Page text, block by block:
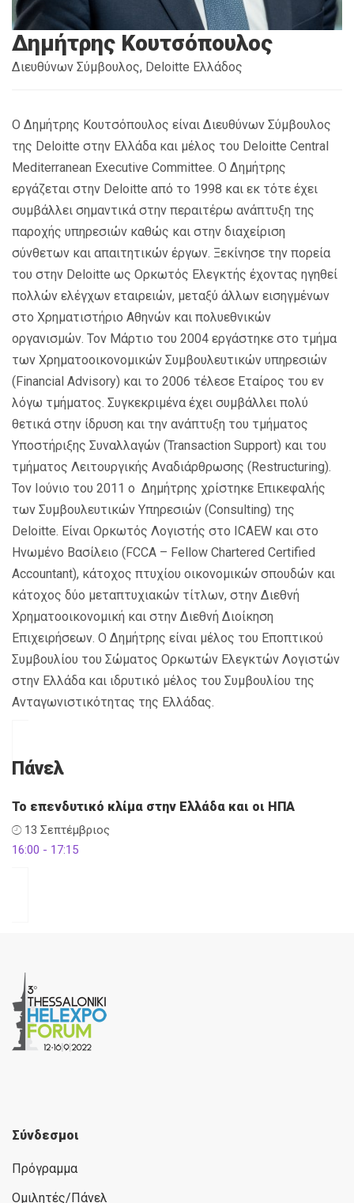
Δημήτρης Κουτσόπουλος
Διευθύνων Σύμβουλος, Deloitte Ελλάδος
Ο Δημήτρης Κουτσόπουλος είναι Διευθύνων Σύμβουλος
της Deloitte στην Ελλάδα και μέλος του Deloitte Central
Mediterranean Executive Committee. Ο Δημήτρης
εργάζεται στην Deloitte από το 1998 και εκ τότε έχει
συμβάλλει σημαντικά στην περαιτέρω ανάπτυξη της
παροχής υπηρεσιών καθώς και στην διαχείριση
σύνθετων και απαιτητικών έργων. Ξεκίνησε την πορεία
του στην Deloitte ως Ορκωτός Ελεγκτής έχοντας ηγηθεί
πολλών ελέγχων εταιρειών, μεταξύ άλλων εισηγμένων
στο Χρηματιστήριο Αθηνών και πολυεθνικών
οργανισμών. Τον Μάρτιο του 2004 εργάστηκε στο τμήμα
των Χρηματοοικονομικών Συμβουλευτικών υπηρεσιών
(Financial Advisory) και το 2006 τέλεσε Εταίρος του εν
λόγω τμήματος. Συγκεκριμένα έχει συμβάλλει πολύ
θετικά στην ίδρυση και την ανάπτυξη του τμήματος
Υποστήριξης Συναλλαγών (Transaction Support) και του
τμήματος Λειτουργικής Αναδιάρθρωσης (Restructuring).
Τον Ιούνιο του 2011 ο Δημήτρης χρίστηκε Επικεφαλής
των Συμβουλευτικών Υπηρεσιών (Consulting) της
Deloitte. Είναι Ορκωτός Λογιστής στο ICAEW και στο
Ηνωμένο Βασίλειο (FCCA – Fellow Chartered Certified
Accountant), κάτοχος πτυχίου οικονομικών σπουδών και
κάτοχος δύο μεταπτυχιακών τίτλων, στην Διεθνή
Χρηματοοικονομική και στην Διεθνή Διοίκηση
Επιχειρήσεων. Ο Δημήτρης είναι μέλος του Εποπτικού
Συμβουλίου του Σώματος Ορκωτών Ελεγκτών Λογιστών
στην Ελλάδα και ιδρυτικό μέλος του Συμβουλίου της
Ανταγωνιστικότητας της Ελλάδας.
Πάνελ
Το επενδυτικό κλίμα στην Ελλάδα και οι ΗΠΑ
13 Σεπτέμβριος
16:00 - 17:15
Σύνδεσμοι
Πρόγραμμα
Ομιλητές/Πάνελ